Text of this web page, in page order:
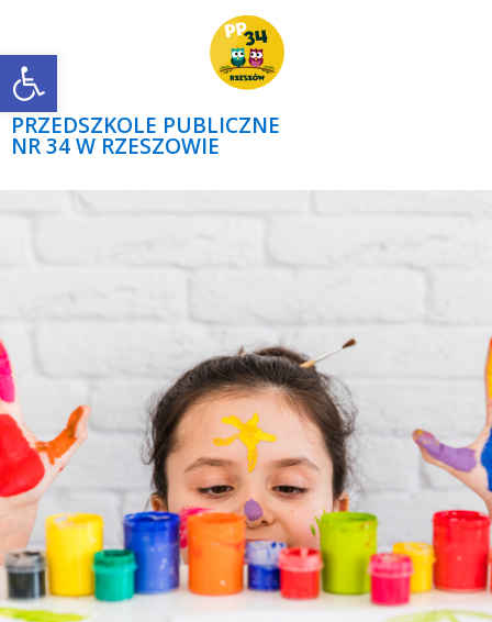
Open toolbar
PRZEDSZKOLE PUBLICZNE
NR 34 W RZESZOWIE